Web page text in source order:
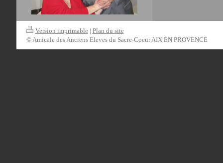
Version imprimable | Plan du site
© Amicale des Anciens Eleves du Sacre-Coeur AIX EN PROVENCE